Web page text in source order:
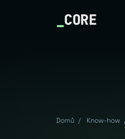
_CORE
Domů / Know-how